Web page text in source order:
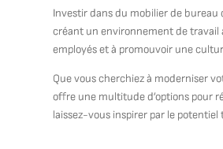
Investir dans du mobilier de bureau
créant un environnement de travail
employés et à promouvoir une
Que vous cherchiez à moderniser
offre une multitude d’options pour
laissez-vous inspirer par le